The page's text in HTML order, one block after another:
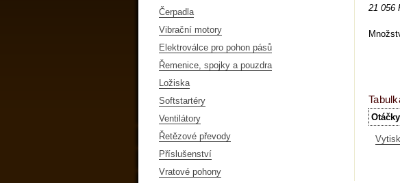
Čerpadla
Vibrační motory
Elektroválce pro pohon pásů
Řemenice, spojky a pouzdra
Ložiska
Softstartéry
Ventilátory
Řetězové převody
Příslušenství
Vratové pohony
21 056
Otáčky